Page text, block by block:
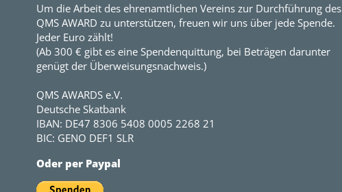
Um die Arbeit des ehrenamtlichen Vereins zur Durchführung des
QMS AWARD zu unterstützen, freuen wir uns über jede Spende.
Jeder Euro zählt!
(Ab 300 € gibt es eine Spendenquittung, bei Beträgen darunter
genügt der Überweisungsnachweis.)
QMS AWARDS e.V.
Deutsche Skatbank
IBAN: DE47 8306 5408 0005 2268 21
BIC: GENO DEF1 SLR
Oder per Paypal